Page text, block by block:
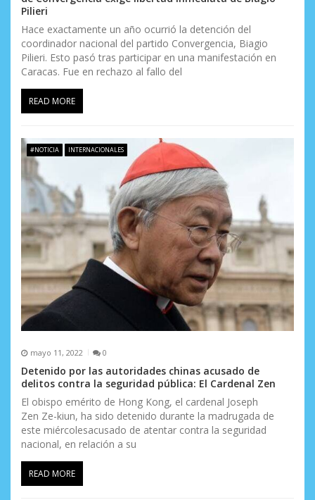
Pilieri
Hace exactamente un año ocurrió la detención del
coordinador nacional del partido Convergencia, Biagio
Pilieri. Esto pasó tras participar en una manifestación en
Caracas. Fue en rechazo al fallo del
READ MORE
#NOTICIA INTERNACIONALES
mayo 11, 2022 0
Detenido por las autoridades chinas acusado de
delitos contra la seguridad pública: El Cardenal Zen
El obispo emérito de Hong Kong, el cardenal Joseph
Zen Ze-kiun, ha sido detenido durante la madrugada de
este miércolesacusado de atentar contra la seguridad
nacional, en relación a su
READ MORE